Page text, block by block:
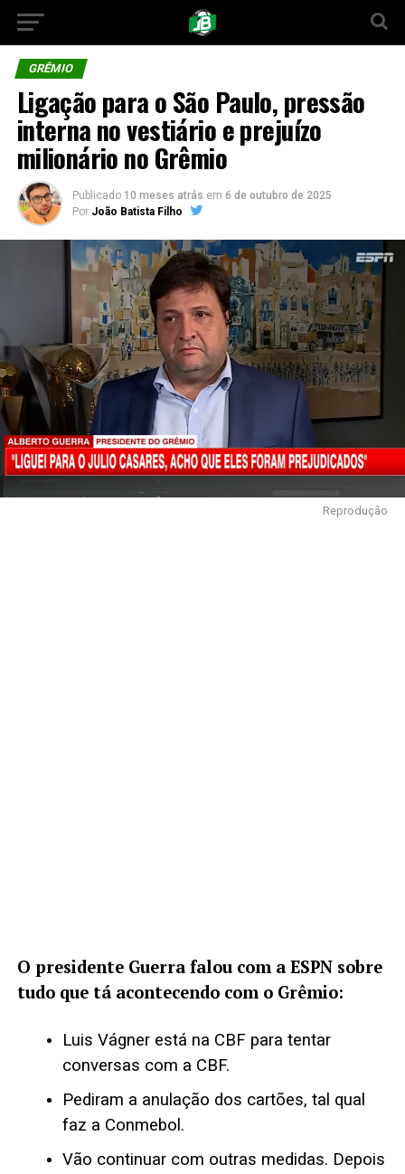
GRÊMIO
Ligação para o São Paulo, pressão
interna no vestiário e prejuízo
milionário no Grêmio
Publicado 10 meses atrás em 6 de outubro de 2025
Por João Batista Filho
Reprodução
O presidente Guerra falou com a ESPN sobre
tudo que tá acontecendo com o Grêmio:
Luis Vágner está na CBF para tentar
conversas com a CBF.
Pediram a anulação dos cartões, tal qual
faz a Conmebol.
Vão continuar com outras medidas. Depois